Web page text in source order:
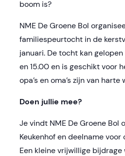
boom is?
NME De Groene Bol
familiespeurtocht in de
januari. De tocht kan gelopen
en 15.00 en is geschikt voor
opa’s en oma’s zijn van harte
Doen jullie mee?
Je vindt NME De Groene Bol
Keukenhof en deelname
Een kleine vrijwillige bijdrage